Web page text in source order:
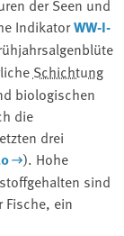
der Seen und
IndikatorWW-I-
Schichtung
biologischen
die
drei
). Hohe
sind
Fische, ein